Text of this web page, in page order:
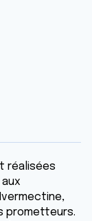
réalisées
prometteurs.